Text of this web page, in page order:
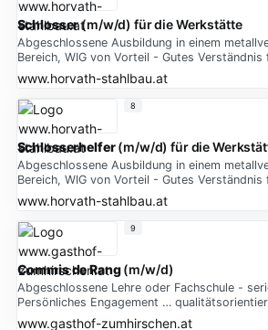
Schlosser(m/w/d) für die Werkstätte
Abgeschlossene Ausbildung in einem
Bereich, WIG von Vorteil - Gutes
www.horvath-stahlbau.at
Schlosserhelfer(m/w/d) für die
Abgeschlossene Ausbildung in einem
Bereich, WIG von Vorteil - Gutes
www.horvath-stahlbau.at
8
CommisdeRang(m/w/d)
Abgeschlossene Lehre oder Fachschule -
Persönliches Engagement …
www.gasthof-zumhirschen.at
9